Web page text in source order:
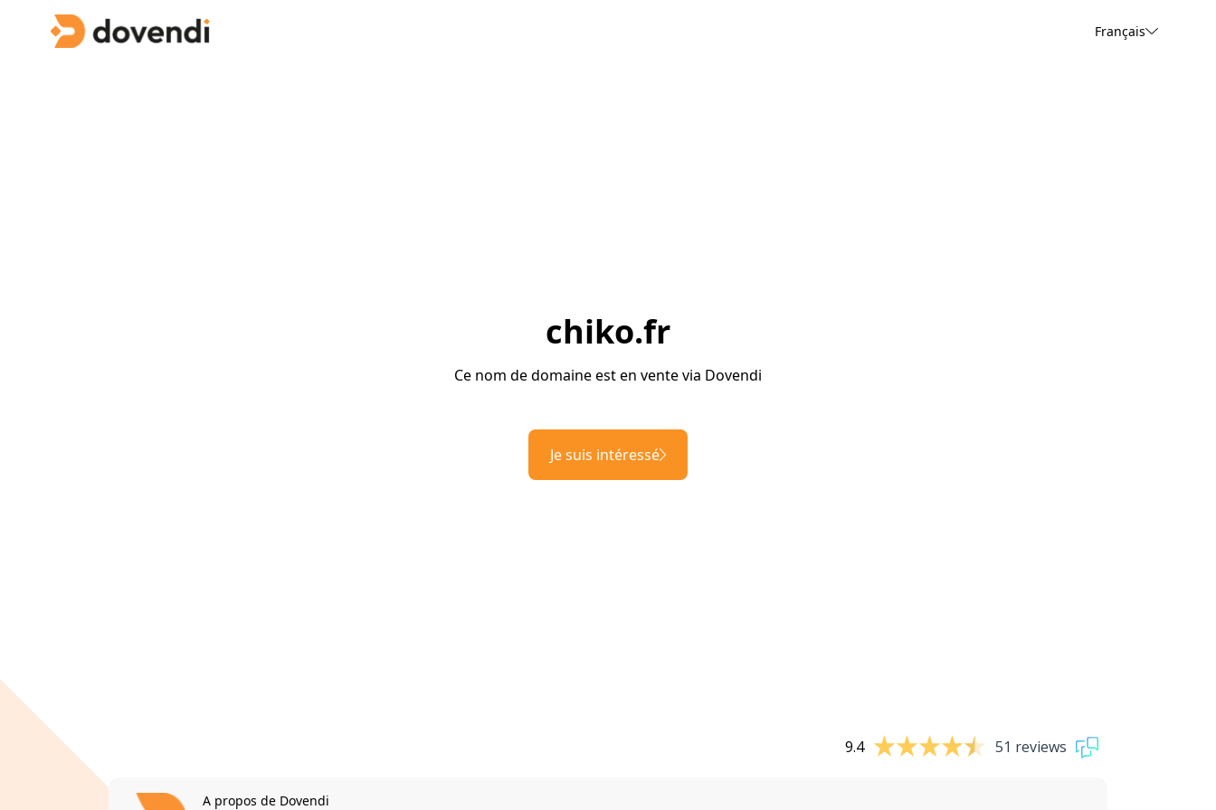
Français
chiko.fr
Ce nom de domaine est en vente via Dovendi
Je suis intéressé
9.4 51 reviews
A propos de Dovendi